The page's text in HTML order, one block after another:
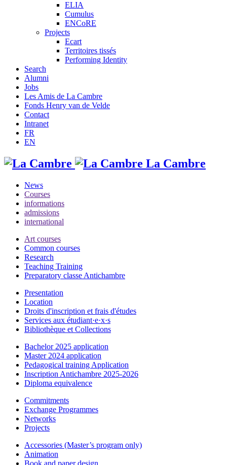
ELIA
Cumulus
ENCoRE
Projects
Ecart
Territoires tissés
Performing Identity
Search
Alumni
Jobs
Les Amis de La Cambre
Fonds Henry van de Velde
Contact
Intranet
FR
EN
La Cambre
News
Courses
informations
admissions
international
Art courses
Common courses
Research
Teaching Training
Preparatory classe Antichambre
Presentation
Location
Droits d'inscription et frais d'études
Services aux étudiant·e·x·s
Bibliothèque et Collections
Bachelor 2025 application
Master 2024 application
Pedagogical training Application
Inscription Antichambre 2025-2026
Diploma equivalence
Commitments
Exchange Programmes
Networks
Projects
Accessories (Master’s program only)
Animation
Book and paper design